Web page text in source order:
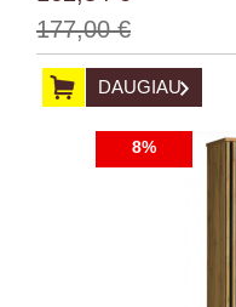
177,00 €
DAUGIAU
8%